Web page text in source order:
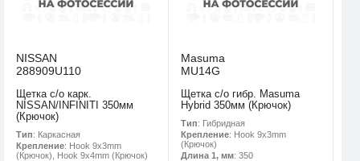
NISSAN
288909U110
Щетка с/о карк.
NISSAN/INFINITI 350мм
(Крючок)
Тип: Каркасная
Крепление: Hook 9x3mm
(Крючок), Hook 9x4mm (Крючок)
Masuma
MU14G
Щетка с/о гибр. Masuma
Hybrid 350мм (Крючок)
Тип: Гибридная
Крепление: Hook 9x3mm
(Крючок)
Длина 1, мм: 350